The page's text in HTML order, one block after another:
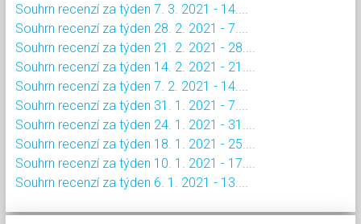
Souhrn recenzí za týden 7. 3. 2021 - 14....
Souhrn recenzí za týden 28. 2. 2021 - 7....
Souhrn recenzí za týden 21. 2. 2021 - 28....
Souhrn recenzí za týden 14. 2. 2021 - 21....
Souhrn recenzí za týden 7. 2. 2021 - 14....
Souhrn recenzí za týden 31. 1. 2021 - 7....
Souhrn recenzí za týden 24. 1. 2021 - 31....
Souhrn recenzí za týden 18. 1. 2021 - 25....
Souhrn recenzí za týden 10. 1. 2021 - 17....
Souhrn recenzí za týden 6. 1. 2021 - 13....